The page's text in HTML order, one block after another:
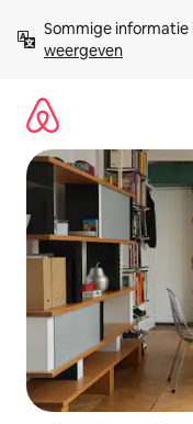
direct
naar
Sommige
weergeven